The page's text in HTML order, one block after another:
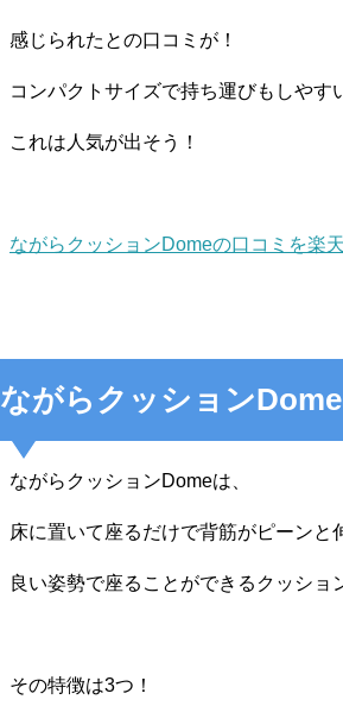
感じられたとの口コミが！
コンパクトサイズで持ち運びもしやす
これは人気が出そう！
ながらクッションDomeの口コミを楽
ながらクッション
ながらクッションDomeは、
床に置いて座るだけで背筋がピーンと
良い姿勢で座ることができるクッショ
その特徴は3つ！